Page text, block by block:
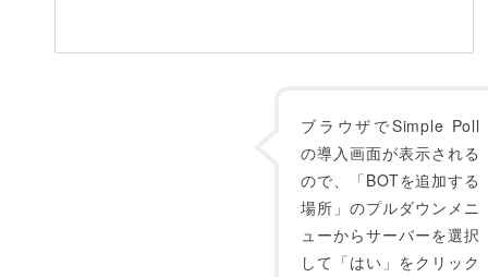
ブラウザでSimple Poll
の導入画面が表示される
ので、「BOTを追加する
場所」のプルダウンメニ
ューからサーバーを選択
して「はい」をクリック